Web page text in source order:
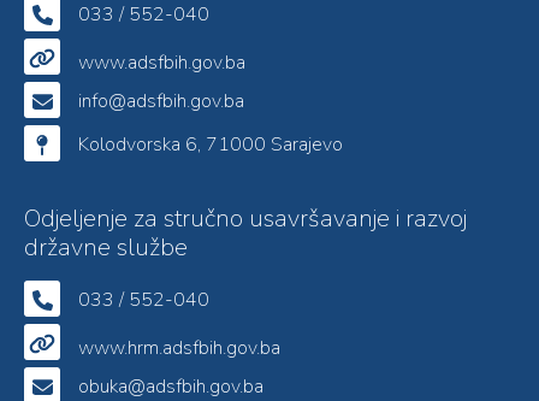
033 / 552-040
www.adsfbih.gov.ba
info@adsfbih.gov.ba
Kolodvorska 6, 71000 Sarajevo
Odjeljenje za stručno usavršavanje i razvoj
državne službe
033 / 552-040
www.hrm.adsfbih.gov.ba
obuka@adsfbih.gov.ba